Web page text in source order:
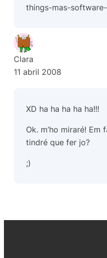
things-mas-
Clara
11 abril 2008
XD ha ha ha ha ha!!!
Ok. m’ho miraré!
tindré que fer jo?
;)